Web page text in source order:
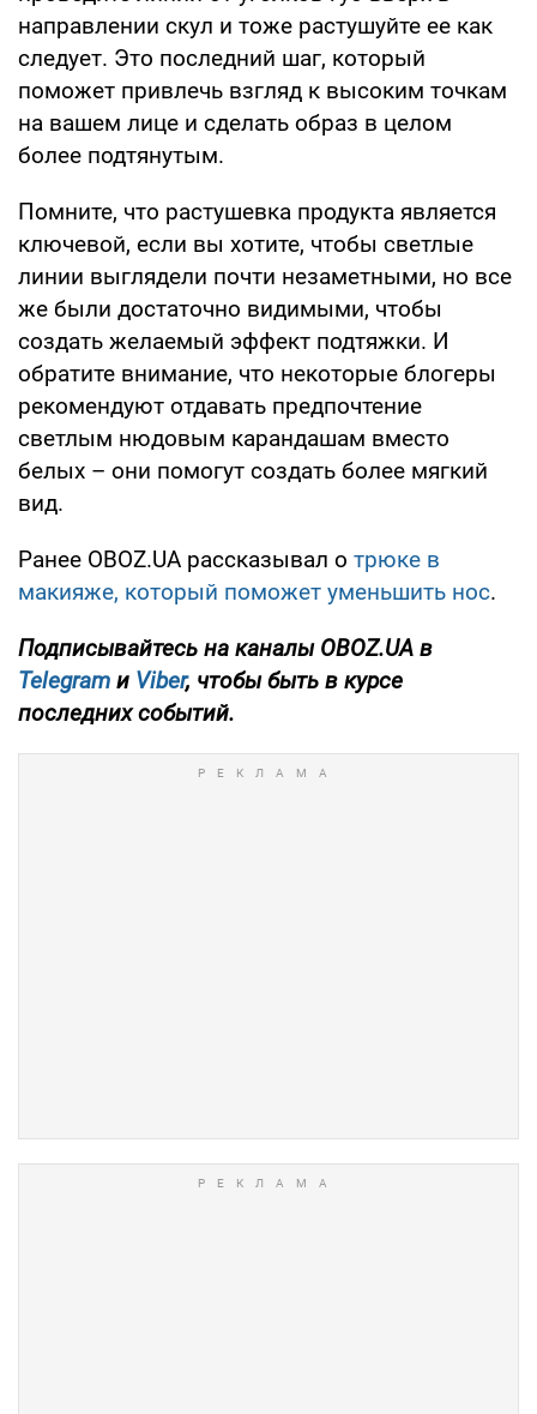
направлении скул и тоже растушуйте ее как
следует. Это последний шаг, который
поможет привлечь взгляд к высоким точкам
на вашем лице и сделать образ в целом
более подтянутым.
Помните, что растушевка продукта является
ключевой, если вы хотите, чтобы светлые
линии выглядели почти незаметными, но все
же были достаточно видимыми, чтобы
создать желаемый эффект подтяжки. И
обратите внимание, что некоторые блогеры
рекомендуют отдавать предпочтение
светлым нюдовым карандашам вместо
белых – они помогут создать более мягкий
вид.
Ранее OBOZ.UA рассказывал о трюке в
макияже, который поможет уменьшить нос.
Подписывайтесь на каналы OBOZ.UA в
Telegram и Viber, чтобы быть в курсе
последних событий.